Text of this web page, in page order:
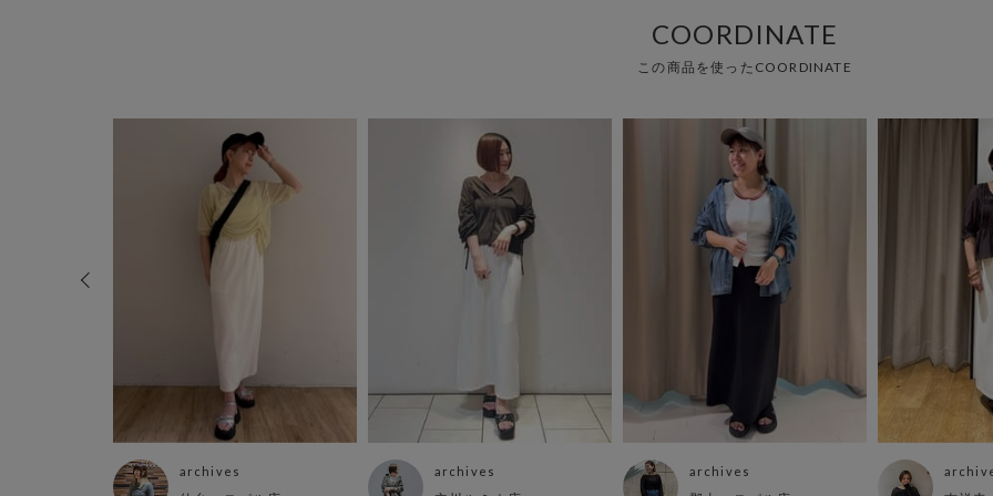
COORDINATE
この商品を使ったCOORDINATE
archives archives archives